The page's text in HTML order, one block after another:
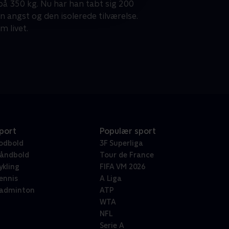
350 kg. Nu har han tabt sig 200
angst og den isolerede tilværelse.
livet.
Populær sport
3F Superliga
Tour de France
FIFA VM 2026
A Liga
ATP
WTA
NFL
Serie A